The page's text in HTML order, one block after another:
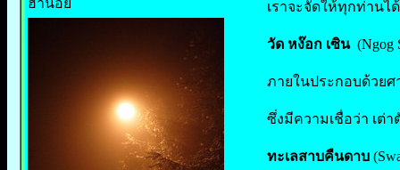
ฮานอย เราจะจัดให้ทุกท่านไ
วัด หง๊อก เซิน
ภายในประกอบด้วย
ซึ่งมีความเชื่อว่า เต่
ทะเลสาบคืนดาบ